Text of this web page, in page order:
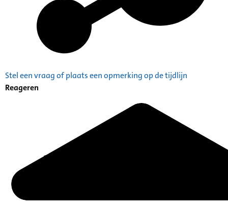
Stel een vraag of plaats een opmerking op de tijdlijn
Reageren